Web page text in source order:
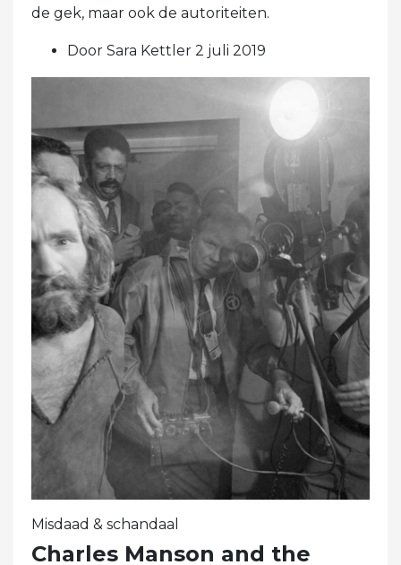
de gek, maar ook de autoriteiten.
Door Sara Kettler 2 juli 2019
Misdaad & schandaal
Charles Manson and the